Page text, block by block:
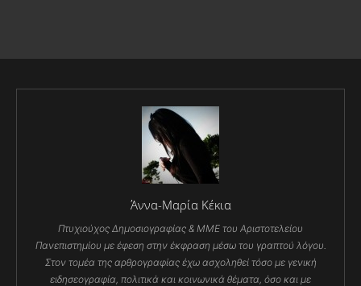
Άννα-Μαρία Κέκια
Πτυχιούχος Δημοσιογραφίας & ΜΜΕ του Αριστοτελείου
Πανεπιστημίου με έφεση στην έκφραση μέσω του γραπτού λόγου.
Στον τομέα της αρθρογραφίας έχω ασχοληθεί τόσο με γενική
ειδησεογραφία, πολιτικά και κοινωνικά θέματα, όσο και με